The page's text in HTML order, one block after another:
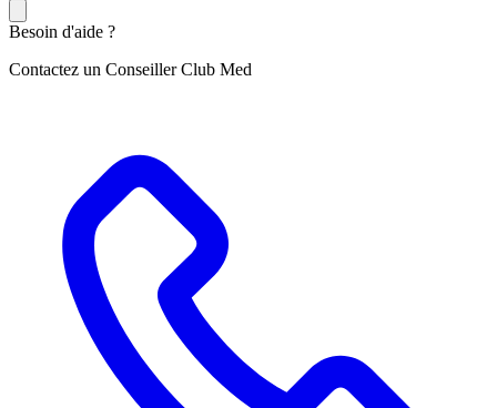
Besoin d'aide ?
Contactez un Conseiller Club Med